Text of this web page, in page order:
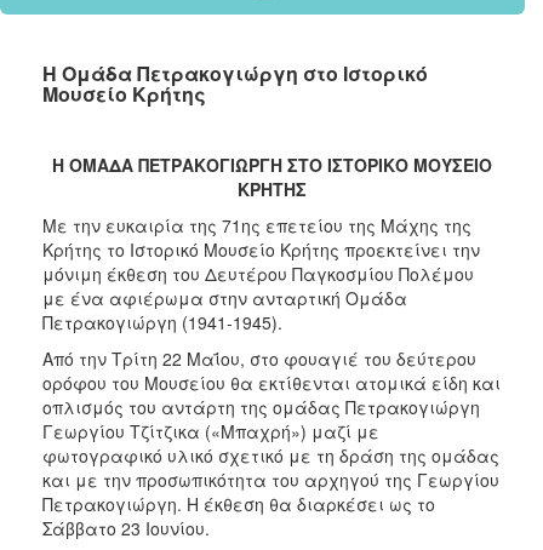
2024
2022
2020
2018
2017
2016
2012
2011
Η Ομάδα Πετρακογιώργη στο Ιστορικό
Μουσείο Κρήτης
Η ΟΜΑΔΑ ΠΕΤΡΑΚΟΓΙΩΡΓΗ ΣΤΟ ΙΣΤΟΡΙΚΟ ΜΟΥΣΕΙΟ
ΚΡΗΤΗΣ
Με την ευκαιρία της 71ης επετείου της Μάχης της
Κρήτης το Ιστορικό Μουσείο Κρήτης προεκτείνει την
μόνιμη έκθεση του Δευτέρου Παγκοσμίου Πολέμου
με ένα αφιέρωμα στην ανταρτική Ομάδα
Πετρακογιώργη (1941-1945).
Από την Τρίτη 22 Μαΐου, στο φουαγιέ του δεύτερου
ορόφου του Μουσείου θα εκτίθενται ατομικά είδη και
οπλισμός του αντάρτη της ομάδας Πετρακογιώργη
Γεωργίου Τζίτζικα («Μπαχρή») μαζί με
φωτογραφικό υλικό σχετικό με τη δράση της ομάδας
και με την προσωπικότητα του αρχηγού της Γεωργίου
Πετρακογιώργη. Η έκθεση θα διαρκέσει ως το
Σάββατο 23 Ιουνίου.